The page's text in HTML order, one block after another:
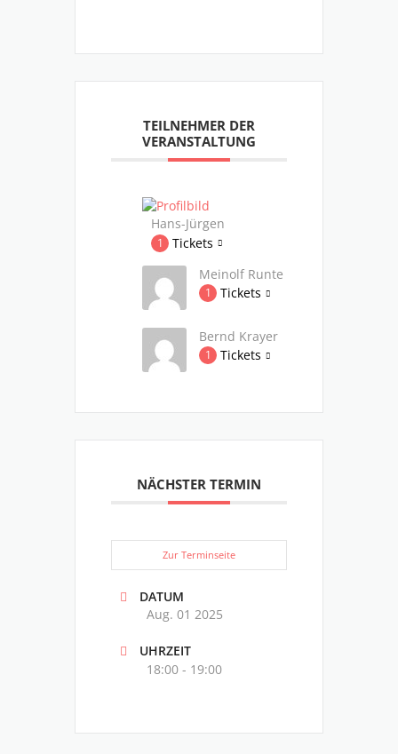
TEILNEHMER DER
VERANSTALTUNG
Hans-Jürgen
1
Tickets
Meinolf Runte
1 Tickets
Bernd Krayer
1 Tickets
NÄCHSTER TERMIN
Zur Terminseite
DATUM
Aug. 01 2025
UHRZEIT
18:00 - 19:00